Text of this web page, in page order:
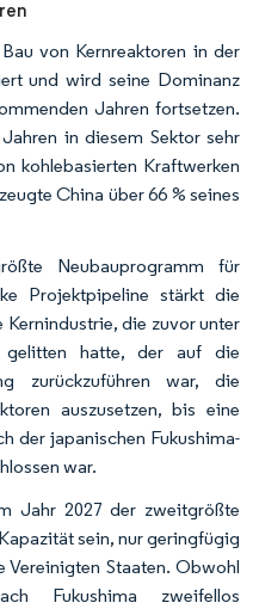
von Kernreaktoren in der
und wird seine Dominanz
Jahren fortsetzen.
in diesem Sektor sehr
kohlebasierten Kraftwerken
China über 66 % seines
Neubauprogramm für
Projektpipeline stärkt die
die zuvor unter
gelitten hatte, der auf die
zurückzuführen war, die
auszusetzen, bis eine
der japanischen Fukushima-
war.
Jahr 2027 der zweitgrößte
sein, nur geringfügig
Vereinigten Staaten. Obwohl
Fukushima zweifellos